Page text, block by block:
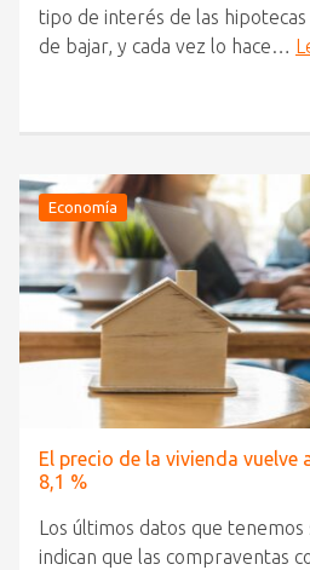
tipo de interés de las
de bajar, y cada vez lo hace…
Economía
El precio de la vivienda vuelve
8,1 %
Los últimos datos que
indican que las compraventas